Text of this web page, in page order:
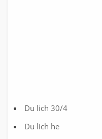
Du lich 30/4
Du lich he